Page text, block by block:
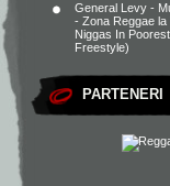
General Levy -
- Zona Reggae la
Niggas In
Freestyle)
PARTENERI